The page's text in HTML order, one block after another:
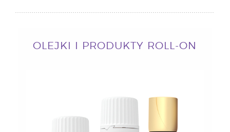
OLEJKI I PRODUKTY ROLL-ON